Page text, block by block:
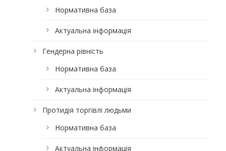
Нормативна база
Актуальна інформація
Гендерна рівність
Нормативна база
Актуальна інформація
Протидія торгівлі людьми
Нормативна база
Актуальна інформація